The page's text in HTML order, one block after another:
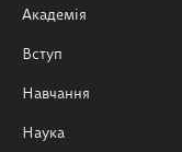
Академія
Вступ
Навчання
Наука